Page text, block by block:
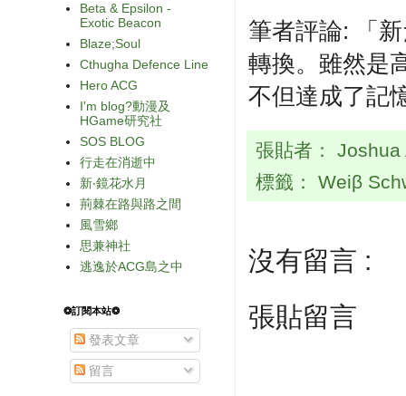
筆者評論: 「
轉換。雖然是
不但達成了記
張貼者：
標籤： Weiβ
沒有留言 :
張貼留言
Beta & Epsilon -
Exotic Beacon
Blaze;Soul
Cthugha Defence Line
Hero ACG
I'm blog?動漫及
HGame研究社
SOS BLOG
行走在消逝中
新‧鏡花水月
荊棘在路與路之間
風雪鄉
思兼神社
逃逸於ACG島之中
❂訂閱本站❂
發表文章
留言